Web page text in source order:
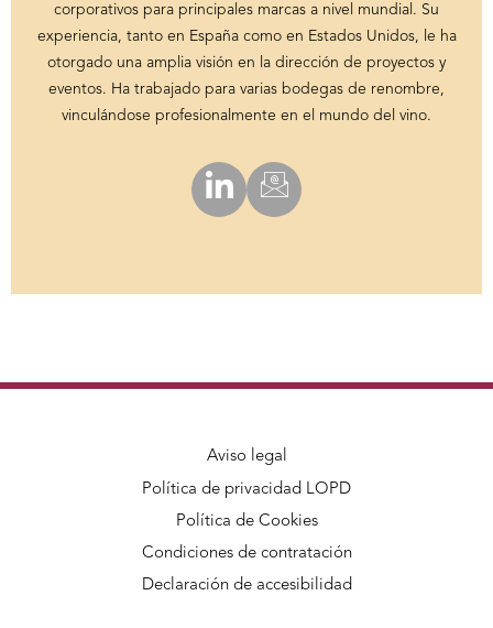
corporativos para principales marcas a nivel mundial. Su
experiencia, tanto en España como en Estados Unidos, le ha
otorgado una amplia visión en la dirección de proyectos y
eventos. Ha trabajado para varias bodegas de renombre,
vinculándose profesionalmente en el mundo del vino.
Aviso legal
Política de privacidad LOPD
Política de Cookies
Condiciones de contratación
Declaración de accesibilidad